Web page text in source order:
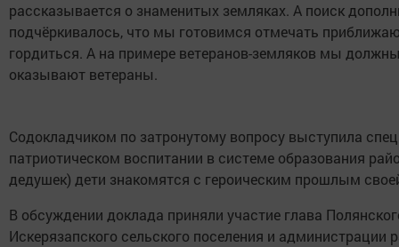
рассказывается о знаменитых земляках. А поиск
подчёркивалось, что мы готовимся отмечать
гордиться. А на примере ветеранов-земляков мы
оказывают ветераны.
Содокладчиком по затронутому вопросу выступила
патриотическом воспитании в системе образования
дедушек) дети знакомятся с героическим прошлым
В обсуждении доклада приняли участие глава
Искерязапского сельского поселения и